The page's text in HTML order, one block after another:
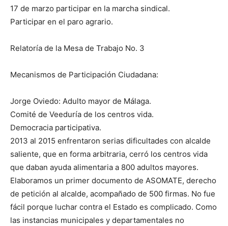
17 de marzo participar en la marcha sindical.
Participar en el paro agrario.
Relatoría de la Mesa de Trabajo No. 3
Mecanismos de Participación Ciudadana:
Jorge Oviedo: Adulto mayor de Málaga.
Comité de Veeduría de los centros vida.
Democracia participativa.
2013 al 2015 enfrentaron serias dificultades con alcalde
saliente, que en forma arbitraria, cerró los centros vida
que daban ayuda alimentaria a 800 adultos mayores.
Elaboramos un primer documento de ASOMATE, derecho
de petición al alcalde, acompañado de 500 firmas. No fue
fácil porque luchar contra el Estado es complicado. Como
las instancias municipales y departamentales no